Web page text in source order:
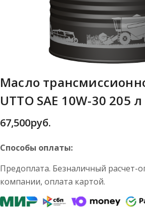
Масло
UTTO SAE 10W-30 205
67,500руб.
Способы оплаты:
Предоплата. Безналичный расчет-
компании, оплата картой.